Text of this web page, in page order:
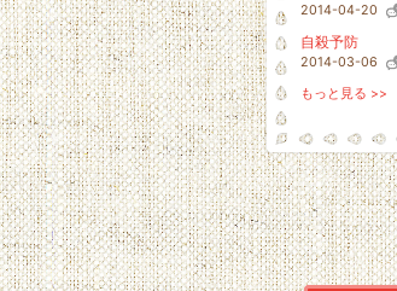
2014-04-20
自殺予防
2014-03-06
もっと見る >>